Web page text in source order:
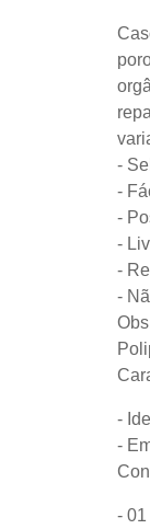
-
-
-
-
-
-
-
-
-